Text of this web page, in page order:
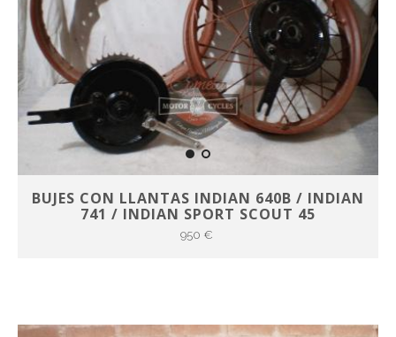
BUJES CON LLANTAS INDIAN 640B / INDIAN
741 / INDIAN SPORT SCOUT 45
950 €